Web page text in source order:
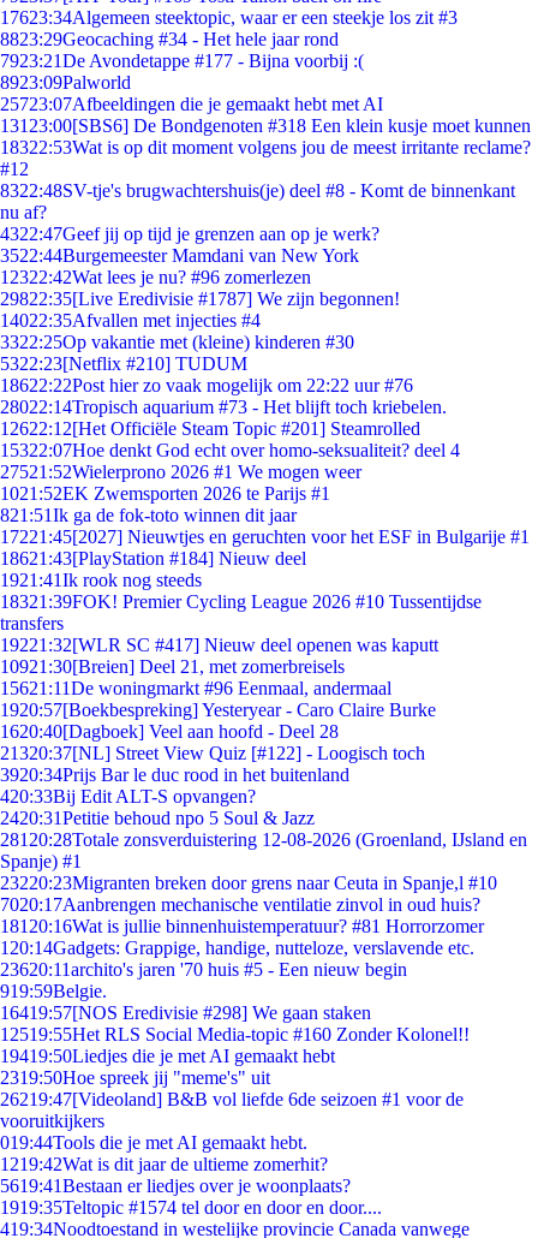
17623:34Algemeen steektopic, waar er een steekje los zit #3
8823:29Geocaching #34 - Het hele jaar rond
7923:21De Avondetappe #177 - Bijna voorbij :(
8923:09Palworld
25723:07Afbeeldingen die je gemaakt hebt met AI
131 23:00[SBS6] De Bondgenoten #318 Een klein kusje moet kunnen
18322:53Wat is op dit moment volgens jou de meest irritante reclame?
#12
8322:48SV-tje's brugwachtershuis(je) deel #8 - Komt de binnenkant
nu af?
4322:47Geef jij op tijd je grenzen aan op je werk?
3522:44Burgemeester Mamdani van New York
12322:42Wat lees je nu? #96 zomerlezen
29822:35[Live Eredivisie #1787] We zijn begonnen!
14022:35Afvallen met injecties #4
3322:25Op vakantie met (kleine) kinderen #30
5322:23[Netflix #210] TUDUM
18622:22Post hier zo vaak mogelijk om 22:22 uur #76
28022:14Tropisch aquarium #73 - Het blijft toch kriebelen.
12622:12[Het Officiële Steam Topic #201] Steamrolled
15322:07Hoe denkt God echt over homo-seksualiteit? deel 4
27521:52Wielerprono 2026 #1 We mogen weer
1021:52EK Zwemsporten 2026 te Parijs #1
821:51Ik ga de fok-toto winnen dit jaar
17221:45[2027] Nieuwtjes en geruchten voor het ESF in Bulgarije #1
18621:43[PlayStation #184] Nieuw deel
1921:41Ik rook nog steeds
18321:39FOK! Premier Cycling League 2026 #10 Tussentijdse
transfers
19221:32[WLR SC #417] Nieuw deel openen was kaputt
10921:30[Breien] Deel 21, met zomerbreisels
15621:11De woningmarkt #96 Eenmaal, andermaal
1920:57[Boekbespreking] Yesteryear - Caro Claire Burke
1620:40[Dagboek] Veel aan hoofd - Deel 28
21320:37[NL] Street View Quiz [#122] - Loogisch toch
3920:34Prijs Bar le duc rood in het buitenland
420:33Bij Edit ALT-S opvangen?
2420:31Petitie behoud npo 5 Soul & Jazz
281 20:28Totale zonsverduistering 12-08-2026 (Groenland, IJsland en
Spanje) #1
23220:23Migranten breken door grens naar Ceuta in Spanje,l #10
7020:17Aanbrengen mechanische ventilatie zinvol in oud huis?
181 20:16Wat is jullie binnenhuistemperatuur? #81 Horrorzomer
1 20:14Gadgets: Grappige, handige, nutteloze, verslavende etc.
23620:11archito's jaren '70 huis #5 - Een nieuw begin
919:59Belgie.
16419:57[NOS Eredivisie #298] We gaan staken
12519:55Het RLS Social Media-topic #160 Zonder Kolonel!!
19419:50Liedjes die je met AI gemaakt hebt
2319:50Hoe spreek jij "meme's" uit
26219:47[Videoland] B&B vol liefde 6de seizoen #1 voor de
vooruitkijkers
019:44Tools die je met AI gemaakt hebt.
1219:42Wat is dit jaar de ultieme zomerhit?
5619:41Bestaan er liedjes over je woonplaats?
1919:35Teltopic #1574 tel door en door en door....
419:34Noodtoestand in westelijke provincie Canada vanwege